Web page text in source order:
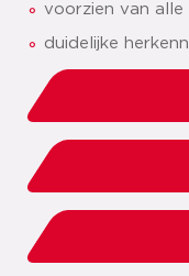
voorzien van alle
duidelijke